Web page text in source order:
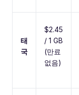
태
국
$2.45
/ 1 GB
(만료
없음)